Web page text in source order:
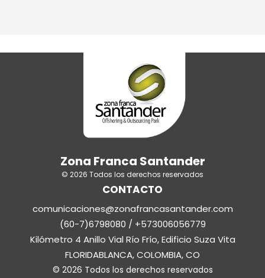
Zona Franca Santander
© 2026 Todos los derechos reservados
CONTACTO
comunicaciones@zonafrancasantander.com
(60-7)6798080 / +573006056779
Kilómetro 4 Anillo Vial Río Frío, Edificio Suza Vita
FLORIDABLANCA, COLOMBIA, CO
© 2026 Todos los derechos reservados